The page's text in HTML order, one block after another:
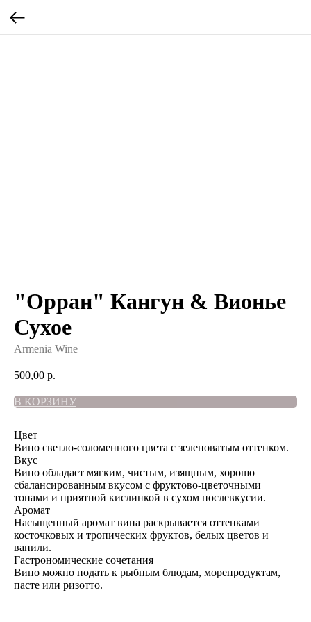
"Орран" Кангун & Вионье
Сухое
Armenia Wine
500,00 р.
В КОРЗИНУ
Цвет
Вино светло-соломенного цвета с зеленоватым оттенком.
Вкус
Вино обладает мягким, чистым, изящным, хорошо
сбалансированным вкусом с фруктово-цветочными
тонами и приятной кислинкой в сухом послевкусии.
Аромат
Насыщенный аромат вина раскрывается оттенками
косточковых и тропических фруктов, белых цветов и
ванили.
Гастрономические сочетания
Вино можно подать к рыбным блюдам, морепродуктам,
пасте или ризотто.